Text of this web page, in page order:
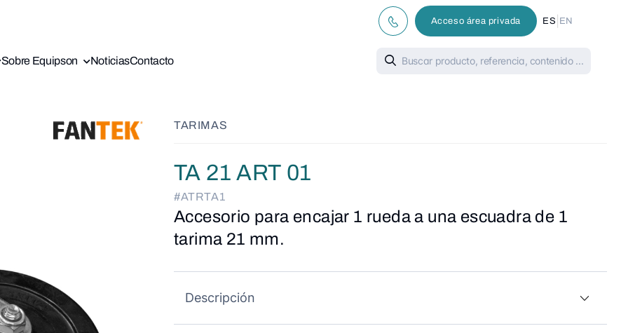
Acceso área privada ES EN
Sobre Equipson NoticiasContacto
TARIMAS
TA 21 ART 01
#ATRTA1
Accesorio para encajar 1 rueda a una escuadra de 1
tarima 21 mm.
Descripción